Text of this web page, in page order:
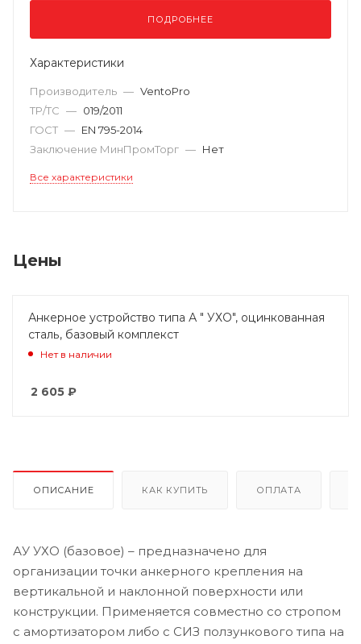
ПОДРОБНЕЕ
Характеристики
Производитель — VentoPro
ТР/ТС — 019/2011
ГОСТ — EN 795-2014
Заключение МинПромТорг — Нет
Все характеристики
Цены
Анкерное устройство типа А " УХО", оцинкованная
сталь, базовый комплекст
Нет в наличии
2 605 ₽
ОПИСАНИЕ КАК КУПИТЬ ОПЛАТА
АУ УХО (базовое) – предназначено для
организации точки анкерного крепления на
вертикальной и наклонной поверхности или
конструкции. Применяется совместно со стропом
с амортизатором либо с СИЗ ползункового типа на